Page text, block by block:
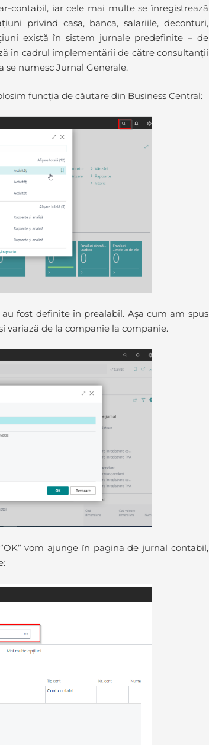
contabil, iar cele mai multe se înregistrează
privind casa, banca, salariile, deconturi,
există în sistem jurnale predefinite – de
în cadrul implementării de către consultanții
numesc Jurnal Generale.
funcția de căutare din Business Central:
fost definite în prealabil. Așa cum am spus
variază de la companie la companie.
vom ajunge în pagina de jurnal contabil,